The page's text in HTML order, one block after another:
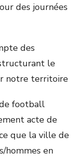
des journées
des
le
notre territoire
football
acte de
que la ville de
hommes en